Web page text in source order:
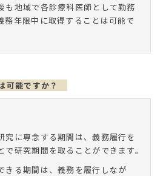
も地域で各診療科医師として勤務
務年限中に取得することは可能で
可能ですか？
究に専念する期間は、義務履行を
研究期間を取ることができます。
きる期間は、義務を履行しなが